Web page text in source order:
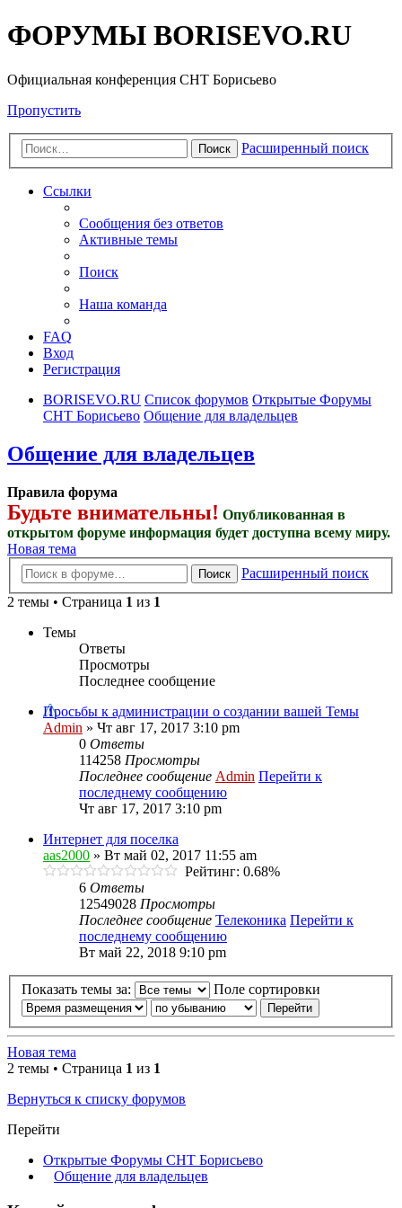
ФОРУМЫ BORISEVO.RU
Официальная конференция СНТ Борисьево
Пропустить
Поиск Расширенный поиск
Ссылки
Сообщения без ответов
Активные темы
Поиск
Наша команда
FAQ
Вход
Регистрация
BORISEVO.RU Список форумов Открытые Форумы
СНТ Борисьево Общение для владельцев
Общение для владельцев
Правила форума
Будьте внимательны! Опубликованная в
открытом форуме информация будет доступна всему миру.
Новая тема
Поиск
Расширенный поиск
2 темы • Страница 1 из 1
Темы
Ответы
Просмотры
Последнее сообщение
Просьбы к администрации о создании вашей Темы
Admin » Чт авг 17, 2017 3:10 pm
0 Ответы
114258 Просмотры
Последнее сообщение Admin Перейти к
последнему сообщению
Чт авг 17, 2017 3:10 pm
Интернет для поселка
aas2000 » Вт май 02, 2017 11:55 am
Рейтинг: 0.68%
6 Ответы
12549028 Просмотры
Последнее сообщение Телеконика Перейти к
последнему сообщению
Вт май 22, 2018 9:10 pm
Показать темы за: Поле сортировки
Новая тема
2 темы • Страница 1 из 1
Вернуться к списку форумов
Перейти
Открытые Форумы СНТ Борисьево
Общение для владельцев